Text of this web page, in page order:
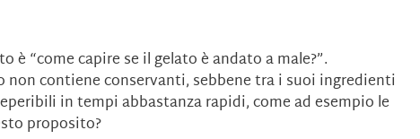
è “come capire se il gelato è andato a male?”.
contiene conservanti, sebbene tra i suoi ingredienti
in tempi abbastanza rapidi, come ad esempio le
proposito?